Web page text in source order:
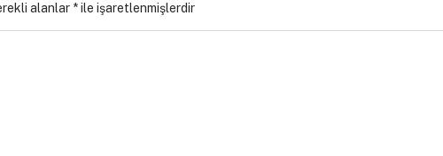
alanlar *ile işaretlenmişlerdir